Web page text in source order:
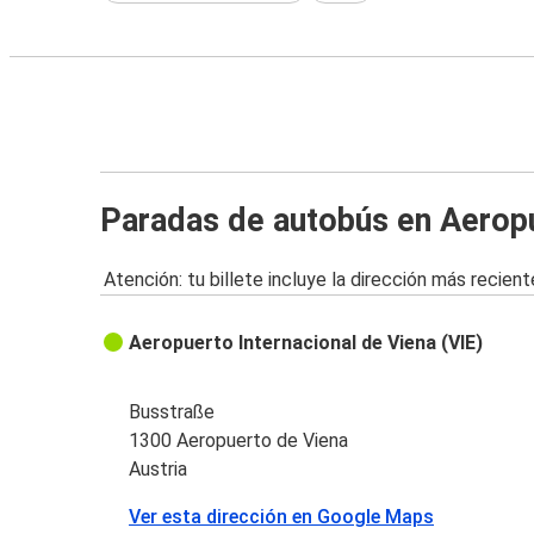
Paradas de autobús en
Atención: tu billete incluye la dirección más
Aeropuerto Internacional de Viena (VIE)
Busstraße
1300 Aeropuerto de Viena
Austria
Ver esta dirección en Google Maps